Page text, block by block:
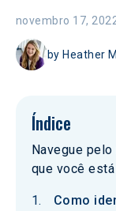
novembro 17,
by Heather
Índice
Navegue
que você
Como